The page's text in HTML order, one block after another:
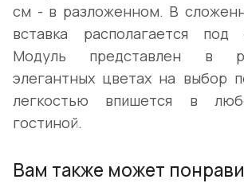
см - в разложенном. В
вставка располагается под
Модуль представлен в
элегантных цветах на выбор
легкостью впишется в
гостиной.
Вам также может